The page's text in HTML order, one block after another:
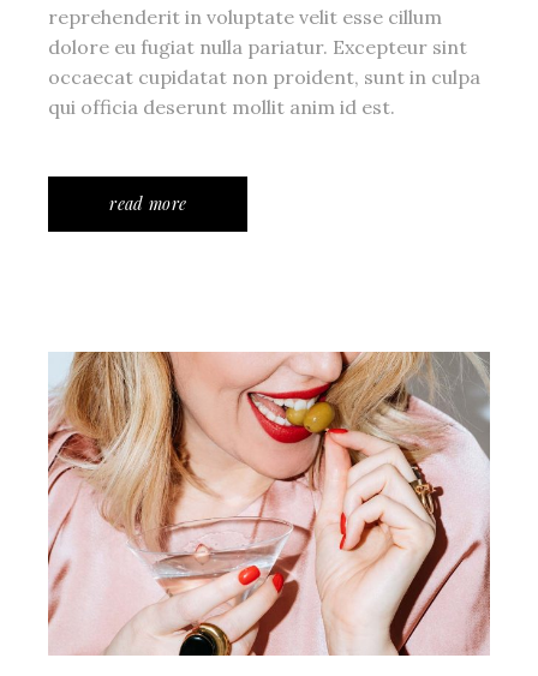
reprehenderit in voluptate velit esse cillum
dolore eu fugiat nulla pariatur. Excepteur sint
occaecat cupidatat non proident, sunt in culpa
qui officia deserunt mollit anim id est.
read more